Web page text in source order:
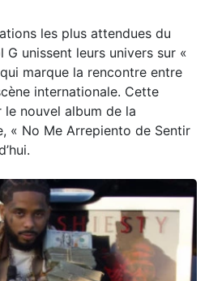
les plus attendues du
G unissent leurs univers sur «
marque la rencontre entre
internationale. Cette
nouvel album de la
« No Me Arrepiento de Sentir